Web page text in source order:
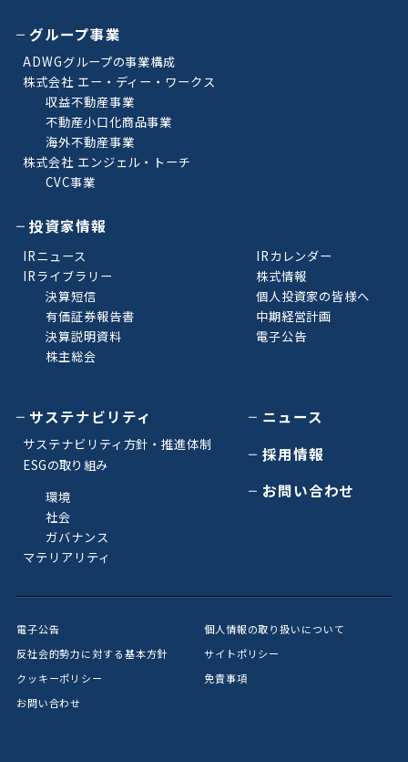
グループ事業
ADWGグループの事業構成
株式会社 エー・ディー・ワークス
収益不動産事業
不動産小口化商品事業
海外不動産事業
株式会社 エンジェル・トーチ
CVC事業
投資家情報
IRニュース
IRライブラリー
決算短信
有価証券報告書
決算説明資料
株主総会
IRカレンダー
株式情報
個人投資家の皆様へ
中期経営計画
電子公告
サステナビリティ
サステナビリティ方針・推進体制
ESGの取り組み
環境
社会
ガバナンス
マテリアリティ
ニュース
採用情報
お問い合わせ
電子公告
個人情報の取り扱いについて
反社会的勢力に対する基本方針
サイトポリシー
クッキーポリシー
免責事項
お問い合わせ